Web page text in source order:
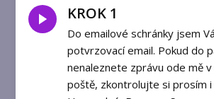
KROK 1
Do emailové schránky jsem
potvrzovací email. Pokud do
nenaleznete zprávu ode mě
poště, zkontrolujte si prosím i